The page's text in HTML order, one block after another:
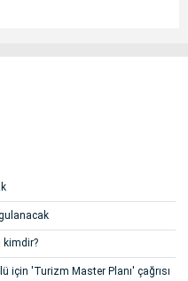
kimdir?
için 'Turizm Master Planı' çağrısı